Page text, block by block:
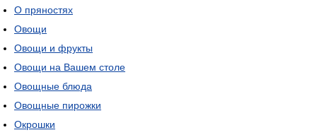
О пряностях
Овощи
Овощи и фрукты
Овощи на Вашем столе
Овощные блюда
Овощные пирожки
Окрошки